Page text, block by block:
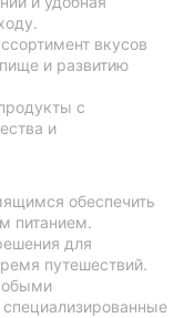
вкусов
и развитию
с
и
обеспечить
питанием.
для
путешествий.